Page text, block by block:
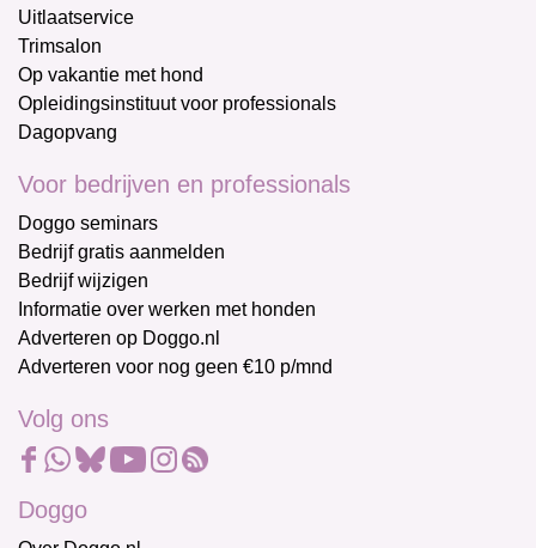
Uitlaatservice
Trimsalon
Op vakantie met hond
Opleidingsinstituut voor professionals
Dagopvang
Voor bedrijven en professionals
Doggo seminars
Bedrijf gratis aanmelden
Bedrijf wijzigen
Informatie over werken met honden
Adverteren op Doggo.nl
Adverteren voor nog geen €10 p/mnd
Volg ons
Doggo